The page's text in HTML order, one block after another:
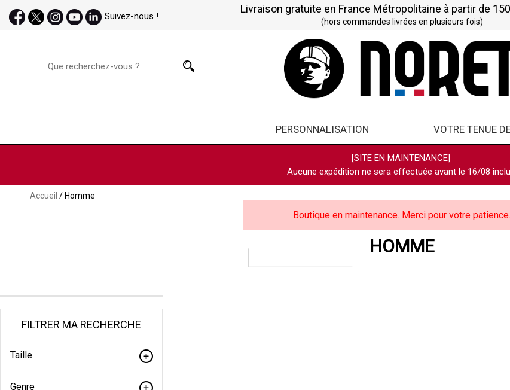
Suivez-nous !
Livraison gratuite en France Métropolitaine à partir de
(hors commandes livrées en plusieurs fois)
PERSONNALISATION VOTRE TENUE
[SITE EN MAINTENANCE]
Aucune expédition ne sera effectuée avant le 16/08
Accueil / Homme
Boutique en maintenance. Merci pour votre patience.
HOMME
FILTRER MA RECHERCHE
Taille
Genre